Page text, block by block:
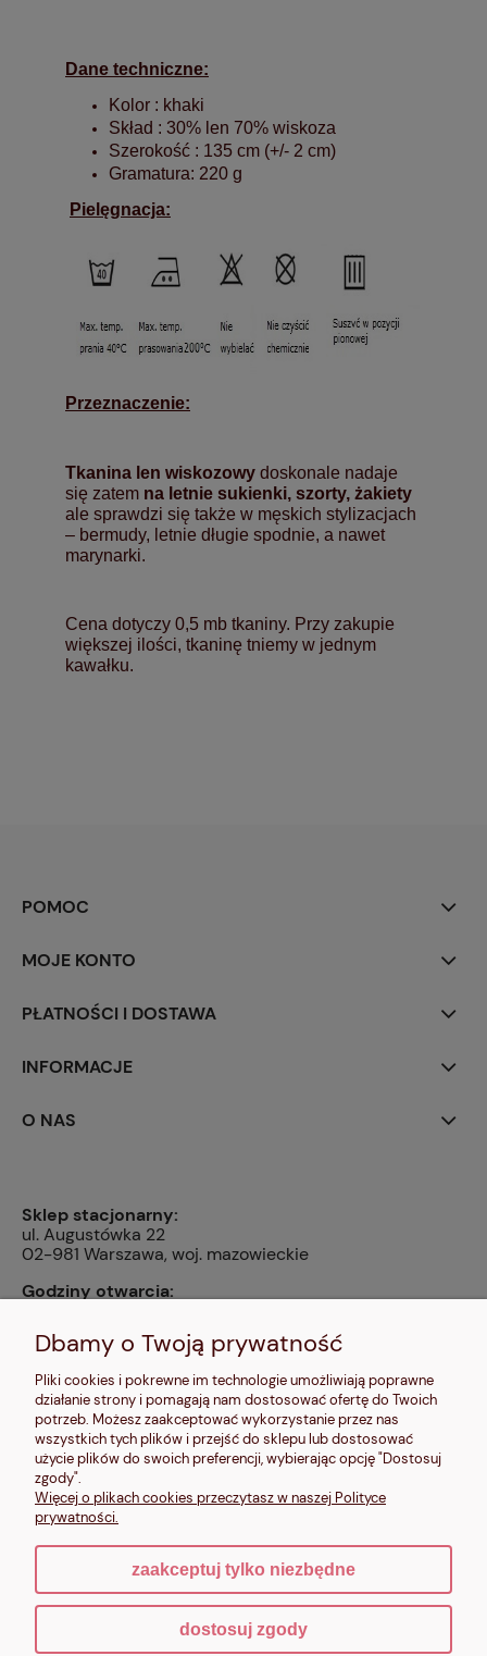
Dane techniczne:
Kolor : khaki
Skład : 30% len 70% wiskoza
Szerokość : 135 cm (+/- 2 cm)
Gramatura: 220 g
Pielęgnacja:
Przeznaczenie:
Tkanina len wiskozowy doskonale nadaje
się zatem na letnie sukienki, szorty, żakiety
ale sprawdzi się także w męskich stylizacjach
– bermudy, letnie długie spodnie, a nawet
marynarki.
Cena dotyczy 0,5 mb tkaniny. Przy zakupie
większej ilości, tkaninę tniemy w jednym
kawałku.
POMOC
MOJE KONTO
PŁATNOŚCI I DOSTAWA
INFORMACJE
O NAS
Sklep stacjonarny:
ul. Augustówka 22
02-981 Warszawa, woj. mazowieckie
Godziny otwarcia:
13:00, nd: nieczynne
604 680 566,
kontakt@makalele.pl;makalele@poczta.fm
Adres rejestrowy:
ul. Bartycka 63A/32
00-716 Warszawa
NIP: 6621635689
Dbamy o Twoją prywatność
Pliki cookies i pokrewne im technologie umożliwiają poprawne
działanie strony i pomagają nam dostosować ofertę do Twoich
potrzeb. Możesz zaakceptować wykorzystanie przez nas
wszystkich tych plików i przejść do sklepu lub dostosować
użycie plików do swoich preferencji, wybierając opcję "Dostosuj
zgody".
Więcej o plikach cookies przeczytasz w naszej Polityce
prywatności.
zaakceptuj tylko niezbędne
dostosuj zgody